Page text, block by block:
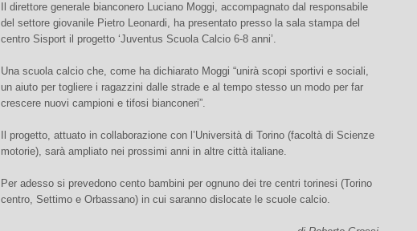
Il direttore generale bianconero Luciano Moggi, accompagnato dal responsabile
del settore giovanile Pietro Leonardi, ha presentato presso la sala stampa del
centro Sisport il progetto ‘Juventus Scuola Calcio 6-8 anni’.
Una scuola calcio che, come ha dichiarato Moggi “unirà scopi sportivi e sociali,
un aiuto per togliere i ragazzini dalle strade e al tempo stesso un modo per far
crescere nuovi campioni e tifosi bianconeri”.
Il progetto, attuato in collaborazione con l’Università di Torino (facoltà di Scienze
motorie), sarà ampliato nei prossimi anni in altre città italiane.
Per adesso si prevedono cento bambini per ognuno dei tre centri torinesi (Torino
centro, Settimo e Orbassano) in cui saranno dislocate le scuole calcio.